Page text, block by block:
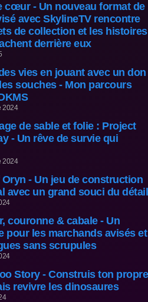
cœur - Un nouveau format de
avec SkylineTV rencontre
de collection et les histoires
derrière eux
vies en jouant avec un don
souches - Mon parcours
2024
de sable et folie : Project
- Un rêve de survie qui
2024
Oryn - Un jeu de construction
avec un grand souci du détail
couronne & cabale - Un
pour les marchands avisés et
sans scrupules
Story - Construis ton propre
revivre les dinosaures